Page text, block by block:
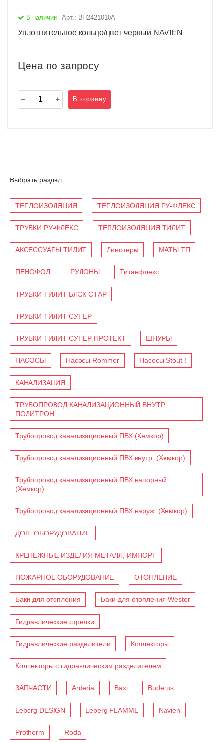
В наличии Арт.: BH2421010A
Уплотнительное кольцо/цвет черный NAVIEN
Цена по запросу
В корзину
Выбрать раздел:
ТЕПЛОИЗОЛЯЦИЯ ТЕПЛОИЗОЛЯЦИЯ РУ-ФЛЕКС
ТРУБКИ РУ-ФЛЕКС ТЕПЛОИЗОЛЯЦИЯ ТИЛИТ
АКСЕССУАРЫ ТИЛИТ Линотерм МАТЫ ТП
ПЕНОФОЛ РУЛОНЫ Титанфлекс
ТРУБКИ ТИЛИТ БЛЭК СТАР
ТРУБКИ ТИЛИТ СУПЕР
ТРУБКИ ТИЛИТ СУПЕР ПРОТЕКТ ШНУРЫ
НАСОСЫ Насосы Rommer Насосы Stout !
КАНАЛИЗАЦИЯ
ТРУБОПРОВОД КАНАЛИЗАЦИОННЫЙ ВНУТР.
ПОЛИТРОН
Трубопровод канализационный ПВХ (Хемкор)
Трубопровод канализационный ПВХ внутр. (Хемкор)
Трубопровод канализационный ПВХ напорный
(Хемкор)
Трубопровод канализационный ПВХ наруж. (Хемкор)
ДОП. ОБОРУДОВАНИЕ
КРЕПЕЖНЫЕ ИЗДЕЛИЯ МЕТАЛЛ, ИМПОРТ
ПОЖАРНОЕ ОБОРУДОВАНИЕ ОТОПЛЕНИЕ
Баки для отопления Баки для отопления Wester
Гидравлические стрелки
Гидравлические разделители Коллекторы
Коллекторы с гидравлическим разделителем
ЗАПЧАСТИ Arderia Baxi Buderus
Leberg DESIGN Leberg FLAMME Navien
Protherm Roda